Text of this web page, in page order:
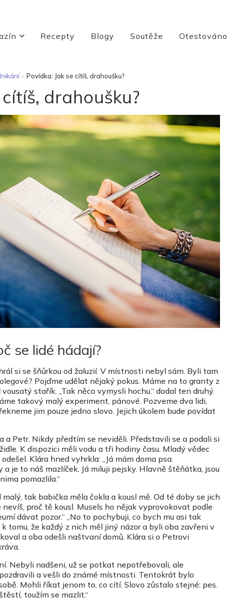
Recepty Blogy Soutěže Otestováno
» Povídka: Jak se cítíš, drahoušku?
drahoušku?
se lidé hádají?
si se šňůrkou od žaluzií. V místnosti nebyl sám. Byli tam
Pojďme udělat nějaký pokus. Máme na to granty z
stařík. „Tak něco vymysli hochu.“ dodal ten druhý.
takový malý experiment, pánové. Pozveme dva lidi,
jim pouze jedno slovo. Jejich úkolem bude povídat
a Petr. Nikdy předtím se neviděli. Představili se a podali si
K dispozici měli vodu a tři hodiny času. Mladý vědec
Klára hned vyhrkla: „Já mám doma psa.
a je to náš mazlíček. Já miluji pejsky. Hlavně štěňátka, jsou
pomazlila.“
tak babička měla čokla a kousl mě. Od té doby se jich
proč tě kousl. Musels ho nějak vyprovokovat podle
dávat pozor.“ „No to pochybuji, co bych mu asi tak
tomu, že každý z nich měl jiný názor a byli oba zavřeni v
a oba odešli naštvaní domů. Klára si o Petrovi
Nebyli nadšeni, už se potkat nepotřebovali, ale
a vešli do známé místnosti. Tentokrát bylo
Mohli říkat jenom to, co cítí. Slovo zůstalo stejné: pes.
toužím se mazlit.“